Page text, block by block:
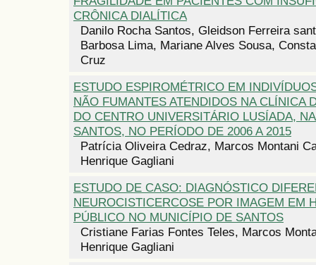
CRÔNICA DIALÍTICA
Danilo Rocha Santos, Gleidson Ferreira
Barbosa Lima, Mariane Alves Sousa,
Cruz
ESTUDO ESPIROMÉTRICO EM
NÃO FUMANTES ATENDIDOS NA CLÍNICA
DO CENTRO UNIVERSITÁRIO LUSÍADA,
SANTOS, NO PERÍODO DE 2006 A 2015
Patrícia Oliveira Cedraz, Marcos Montani
Henrique Gagliani
ESTUDO DE CASO: DIAGNÓSTICO
NEUROCISTICERCOSE POR IMAGEM EM
PÚBLICO NO MUNICÍPIO DE SANTOS
Cristiane Farias Fontes Teles, Marcos
Henrique Gagliani